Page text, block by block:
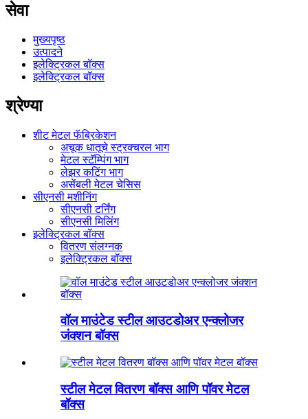
सेवा
मुख्यपृष्ठ
उत्पादने
इलेक्ट्रिकल बॉक्स
इलेक्ट्रिकल बॉक्स
श्रेण्या
शीट मेटल फॅब्रिकेशन
अचूक धातूचे स्ट्रक्चरल भाग
मेटल स्टॅम्पिंग भाग
लेझर कटिंग भाग
असेंबली मेटल चेसिस
सीएनसी मशीनिंग
सीएनसी टर्निंग
सीएनसी मिलिंग
इलेक्ट्रिकल बॉक्स
वितरण संलग्नक
इलेक्ट्रिकल बॉक्स
वॉल माउंटेड स्टील आउटडोअर एन्क्लोजर
जंक्शन बॉक्स
स्टील मेटल वितरण बॉक्स आणि पॉवर मेटल
बॉक्स